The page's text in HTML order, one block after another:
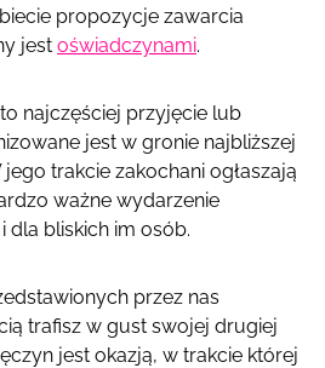
propozycje zawarcia
jest oświadczynami.
najczęściej przyjęcie lub
jest w gronie najbliższej
trakcie zakochani ogłaszają
ważne wydarzenie
dla bliskich im osób.
przez nas
trafisz w gust swojej drugiej
jest okazją, w trakcie której